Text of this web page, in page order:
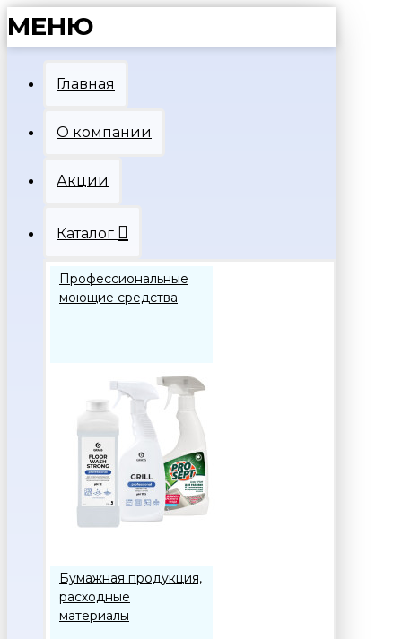
МЕНЮ
Главная
О компании
Акции
Каталог
Профессиональные
моющие средства
Бумажная продукция,
расходные
материалы